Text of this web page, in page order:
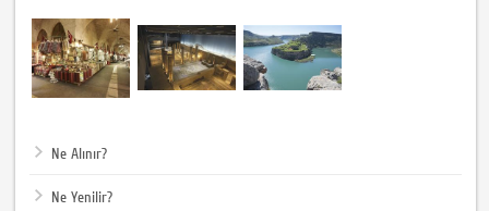
Ne Alınır?
Ne Yenilir?